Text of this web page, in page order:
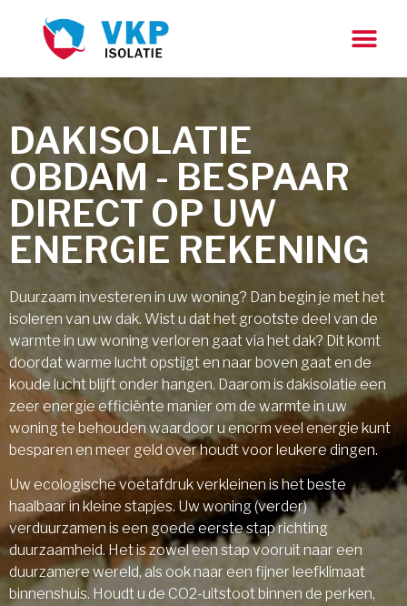
DAKISOLATIE
OBDAM - BESPAAR
DIRECT OP UW
ENERGIE REKENING
Duurzaam investeren in uw woning? Dan begin je met het
isoleren van uw dak. Wist u dat het grootste deel van de
warmte in uw woning verloren gaat via het dak? Dit komt
doordat warme lucht opstijgt en naar boven gaat en de
koude lucht blijft onder hangen. Daarom is dakisolatie een
zeer energie efficiënte manier om de warmte in uw
woning te behouden waardoor u enorm veel energie kunt
besparen en meer geld over houdt voor leukere dingen.
Uw ecologische voetafdruk verkleinen is het beste
haalbaar in kleine stapjes. Uw woning (verder)
verduurzamen is een goede eerste stap richting
duurzaamheid. Het is zowel een stap vooruit naar een
duurzamere wereld, als ook naar een fijner leefklimaat
binnenshuis. Houdt u de CO2-uitstoot binnen de perken,